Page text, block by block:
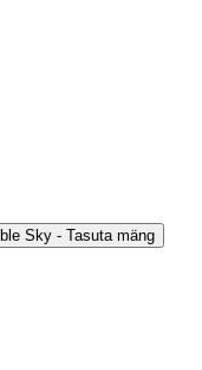
Sky - Tasuta mäng